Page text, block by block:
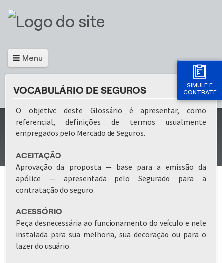
SIMULE E
CONTRATE
Menu
VOCABULÁRIO DE SEGUROS
O objetivo deste Glossário é apresentar, como
referencial, definições de termos usualmente
empregados pelo Mercado de Seguros.
​ACEITAÇÃO
Aprovação da proposta — base para a emissão da
apólice — apresentada pelo Segurado para a
contratação do seguro.
ACESSÓRIO
Peça desnecessária ao funcionamento do veículo e nele
instalada para sua melhoria, sua decoração ou para o
lazer do usuário.